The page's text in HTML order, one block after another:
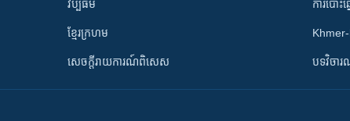
វប្បធម៌
ខ្មែរក្រហម
សេចក្តីរាយការណ៍ពិសេស
ការបោះ
បទវិចា